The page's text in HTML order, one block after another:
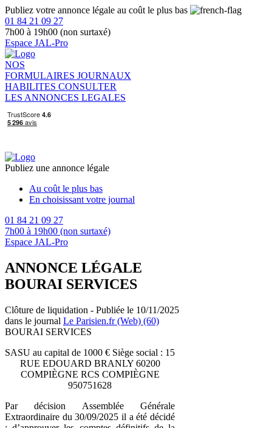
Publiez votre annonce légale au coût le plus bas
01 84 21 09 27
7h00 à 19h00 (non surtaxé)
Espace JAL-Pro
NOS
FORMULAIRES JOURNAUX
HABILITES CONSULTER
LES ANNONCES LEGALES
Publiez une annonce légale
Au coût le plus bas
En choisissant votre journal
01 84 21 09 27
7h00 à 19h00 (non surtaxé)
Espace JAL-Pro
ANNONCE LÉGALE
BOURAI SERVICES
Clôture de liquidation - Publiée le 10/11/2025
dans le journal Le Parisien.fr (Web) (60)
BOURAI SERVICES
SASU au capital de 1000 € Siège social : 15
RUE EDOUARD BRANLY 60200
COMPIÈGNE RCS COMPIÈGNE
950751628
Par décision Assemblée Générale
Extraordinaire du 30/09/2025 il a été décidé